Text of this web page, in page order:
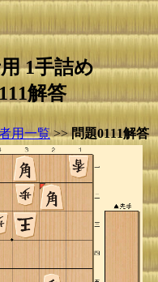
1手詰め
解答
用一覧>>問題0111解答